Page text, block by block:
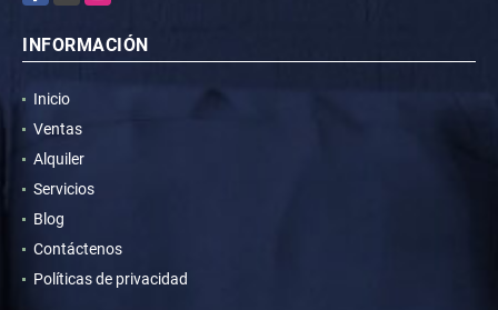
INFORMACIÓN
Inicio
Ventas
Alquiler
Servicios
Blog
Contáctenos
Políticas de privacidad